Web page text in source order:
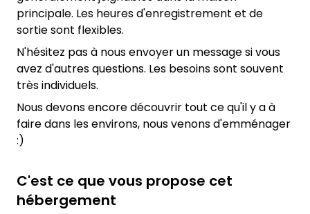
principale. Les heures d'enregistrement et de
sortie sont flexibles.
N'hésitez pas à nous envoyer un message si vous
avez d'autres questions. Les besoins sont souvent
très individuels.
Nous devons encore découvrir tout ce qu'il y a à
faire dans les environs, nous venons d'emménager
:)
C'est ce que vous propose cet
hébergement